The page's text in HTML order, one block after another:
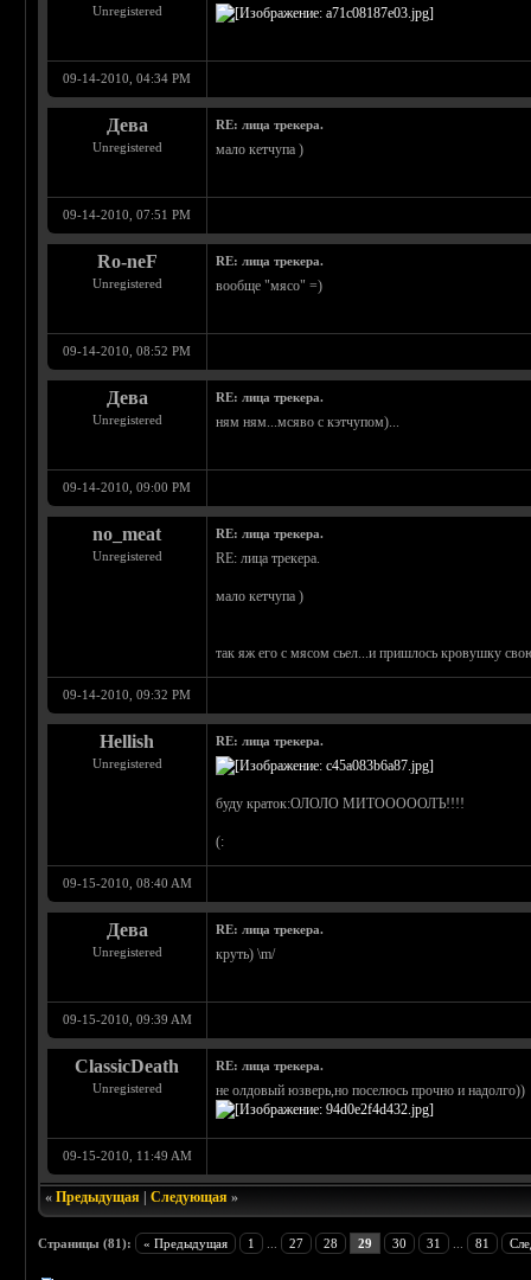
Unregistered
09-14-2010, 04:34 PM
Дева
Unregistered
RE: лица трекера.
мало кетчупа )
09-14-2010, 07:51 PM
Ro-neF
Unregistered
RE: лица трекера.
вообще "мясо" =)
09-14-2010, 08:52 PM
Дева
Unregistered
RE: лица трекера.
ням ням...мсяво с кэтчупом)...
09-14-2010, 09:00 PM
no_meat
Unregistered
RE: лица трекера.
RE: лица трекера.
мало кетчупа )
так яж его с мясом сьел...и пришлось кровушку
09-14-2010, 09:32 PM
Hellish
Unregistered
RE: лица трекера.
буду краток:ОЛОЛО МИТОООООЛЪ!!!!
(:
09-15-2010, 08:40 AM
Дева
Unregistered
RE: лица трекера.
круть) \m/
09-15-2010, 09:39 AM
ClassicDeath
Unregistered
RE: лица трекера.
не олдовый юзверь,но поселюсь прочно и надолго))
09-15-2010, 11:49 AM
«Предыдущая |Следующая »
Страницы (81): « Предыдущая 1 27 28 29 30 31 81